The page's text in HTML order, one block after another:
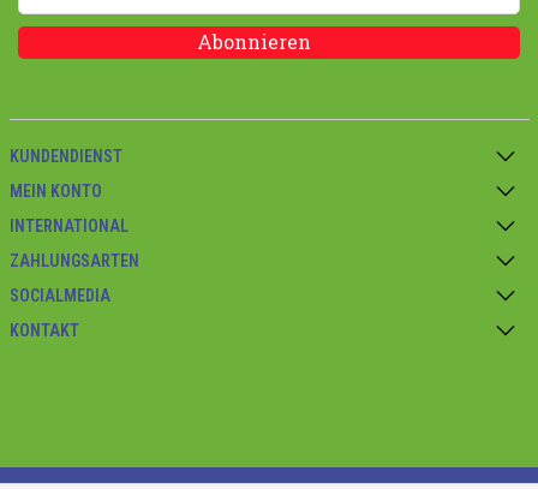
Abonnieren
KUNDENDIENST
MEIN KONTO
INTERNATIONAL
ZAHLUNGSARTEN
SOCIALMEDIA
KONTAKT